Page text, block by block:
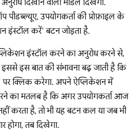
दिखाने वाला मोडल दिखेगा.
पीडब्ल्यूए, उपयोगकर्ता की प्रोफ़ाइल के
इंस्टॉल करें’ बटन जोड़ता है.
इंस्टॉल करने का अनुरोध करने से,
इस बात की संभावना बढ़ जाती है कि
पर क्लिक करेगा. अपने ऐप्लिकेशन में
का मतलब है कि अगर उपयोगकर्ता आज
करता है, तो भी यह बटन कल या जब भी
होगा, तब दिखेगा.